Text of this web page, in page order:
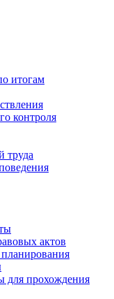
итогам
контроля
труда
актов
для прохождения